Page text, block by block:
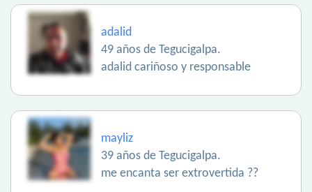
adalid
49 años de Tegucigalpa.
adalid cariñoso y responsable
mayliz
39 años de Tegucigalpa.
me encanta ser extrovertida ??